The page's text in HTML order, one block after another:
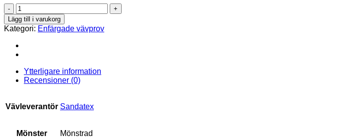
1400_709
mängd
Lägg till i varukorg
Kategori: Enfärgade vävprov
Ytterligare information
Recensioner (0)
Vävleverantör Sandatex
Mönster Mönstrad